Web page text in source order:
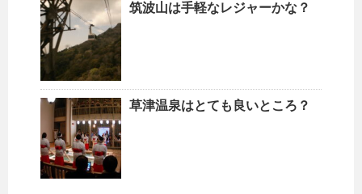
筑波山は手軽なレジャーかな？
草津温泉はとても良いところ？